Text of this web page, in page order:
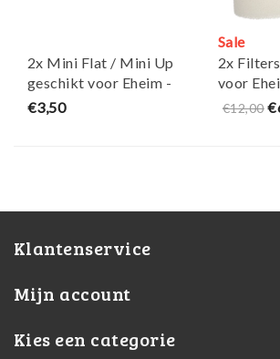
2x Mini Flat / Mini Up
geschikt voor Eheim -
Maja Koi
€3,50
Sale
2x
voor
XL - en
€12,00
Klantenservice
Mijn account
Kies een categorie